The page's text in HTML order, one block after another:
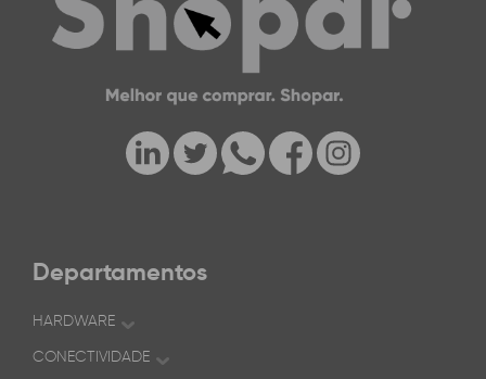
Departamentos
HARDWARE
CONECTIVIDADE